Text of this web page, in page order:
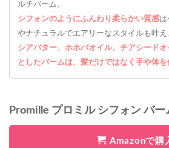
ルチバーム。
シフォンのようにふんわり柔らかい質感は
やナチュラルでエアリーなスタイルも叶え
シアバター、ホホバオイル、チアシード
としたバームは、髪だけではなく手や体
Promille プロミル シフォン バ
Amazonで購